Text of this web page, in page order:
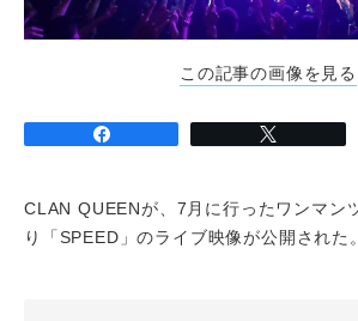
この記事の画像を見る
CLAN QUEENが、7月に行ったワンマン
り「SPEED」のライブ映像が公開された。